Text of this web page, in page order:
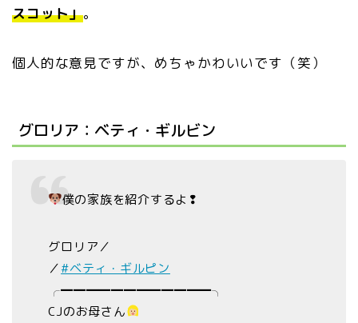
スコット」。
個人的な意見ですが、めちゃかわいいです（笑）
グロリア：ベティ・ギルビン
僕の家族を紹介するよ❢
グロリア／
／#ベティ・ギルピン
╭━━━━━━━━━━━━╮
CJのお母さん